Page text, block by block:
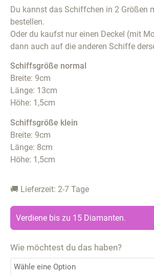
Du kannst das Schiffchen in 2 Größen
bestellen.
Oder du kaufst nur einen Deckel (mit
dann auch auf die anderen Schiffe
Schiffsgröße normal
Breite: 9cm
Länge: 13cm
Höhe: 1,5cm
Schiffsgröße klein
Breite: 9cm
Länge: 8cm
Höhe: 1,5cm
🚚 Lieferzeit: 2-7 Tage
Verdiene bis zu 15 Diamanten.
Wie möchtest du das haben?